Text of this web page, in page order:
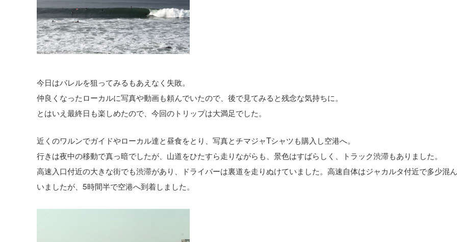
今日はバレルを狙ってみるもあえなく失敗。
仲良くなったローカルに写真や動画も頼んでいたので、後で見てみると残念な気持ちに。
とはいえ最終日も楽しめたので、今回のトリップは大満足でした。
近くのワルンでガイドやローカル達と昼食をとり、写真とチマジャTシャツも購入し空港へ。
行きは夜中の移動で真っ暗でしたが、山道をひたすら走りながらも、景色はすばらしく、トラック渋滞もありました。
高速入口付近の大きな街でも渋滞があり、ドライバーは裏道を走りぬけていました。高速自体はジャカルタ付近で多少混
いましたが、5時間半で空港へ到着しました。